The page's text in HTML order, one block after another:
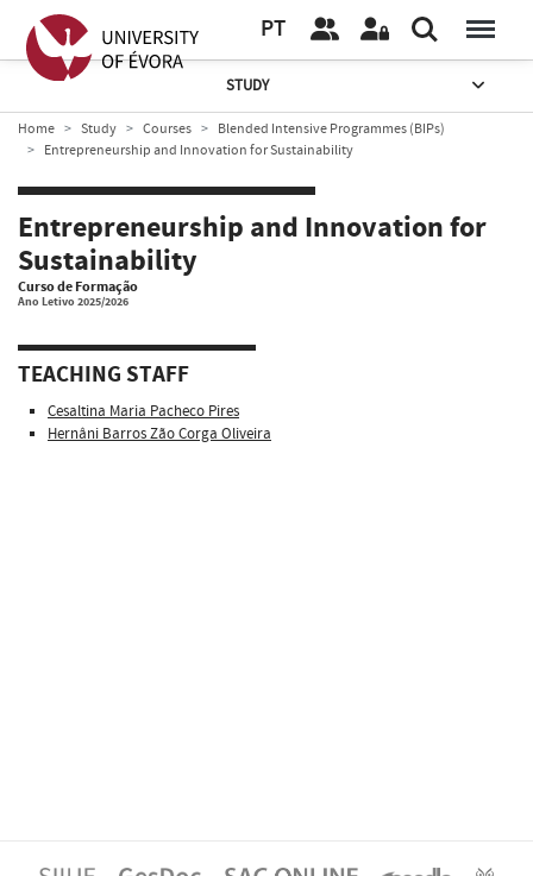
PT
STUDY
Home Study Courses
Blended Intensive Programmes (BIPs)
Entrepreneurship and Innovation for Sustainability
Entrepreneurship and Innovation for
Sustainability
Curso de Formação
Ano Letivo 2025/2026
TEACHING STAFF
Cesaltina Maria Pacheco Pires
Hernâni Barros Zão Corga Oliveira